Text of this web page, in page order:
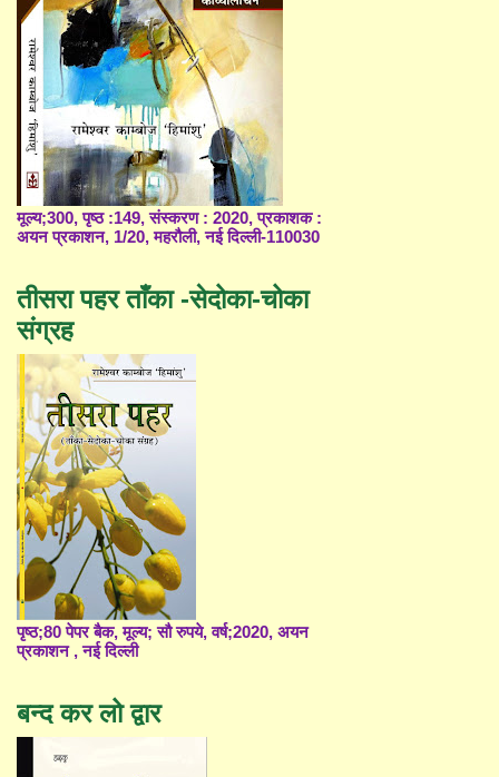
मूल्य;300, पृष्ठ :149, संस्करण : 2020, प्रकाशक :
अयन प्रकाशन, 1/20, महरौली, नई दिल्ली-110030
तीसरा पहर ताँका -सेदोका-चोका
संग्रह
पृष्ठ;80 पेपर बैक, मूल्य; सौ रुपये, वर्ष;2020, अयन
प्रकाशन , नई दिल्ली
बन्द कर लो द्वार